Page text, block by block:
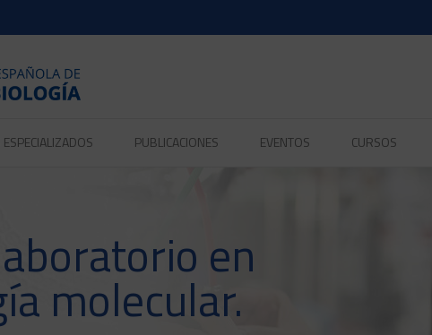
PUBLICACIONES EVENTOS CURSOS
en
molecular.